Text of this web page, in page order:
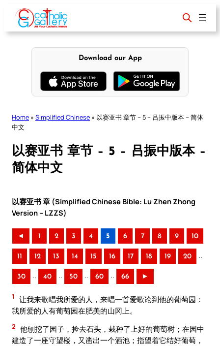
content
Download our App
Home » Simplified Chinese » 以赛亚书 章节 – 5 – 吕振中版本 – 简体
中文
以赛亚书 章节 – 5 – 吕振中版本 –
简体中文
以赛亚书 章 (Simplified Chinese Bible: Lu Zhen Zhong
Version – LZZS)
◄ 1 2 3 4 5 6 7 8 9 10
11 12 13 14 15 16 17 18 19 20 ..
30 .. 40 .. 50 .. 60 .. 66 ►
1
让我来歌唱我所爱的人，来唱一首爱歌论到他的葡萄园：
我所爱的人有葡萄园在肥美的山冈上。
2 他刨挖了园子，捡去石头，栽种了上好的葡萄树；在园中
建造了一座守望楼，又凿出一个酒池；指望着它结好葡萄，